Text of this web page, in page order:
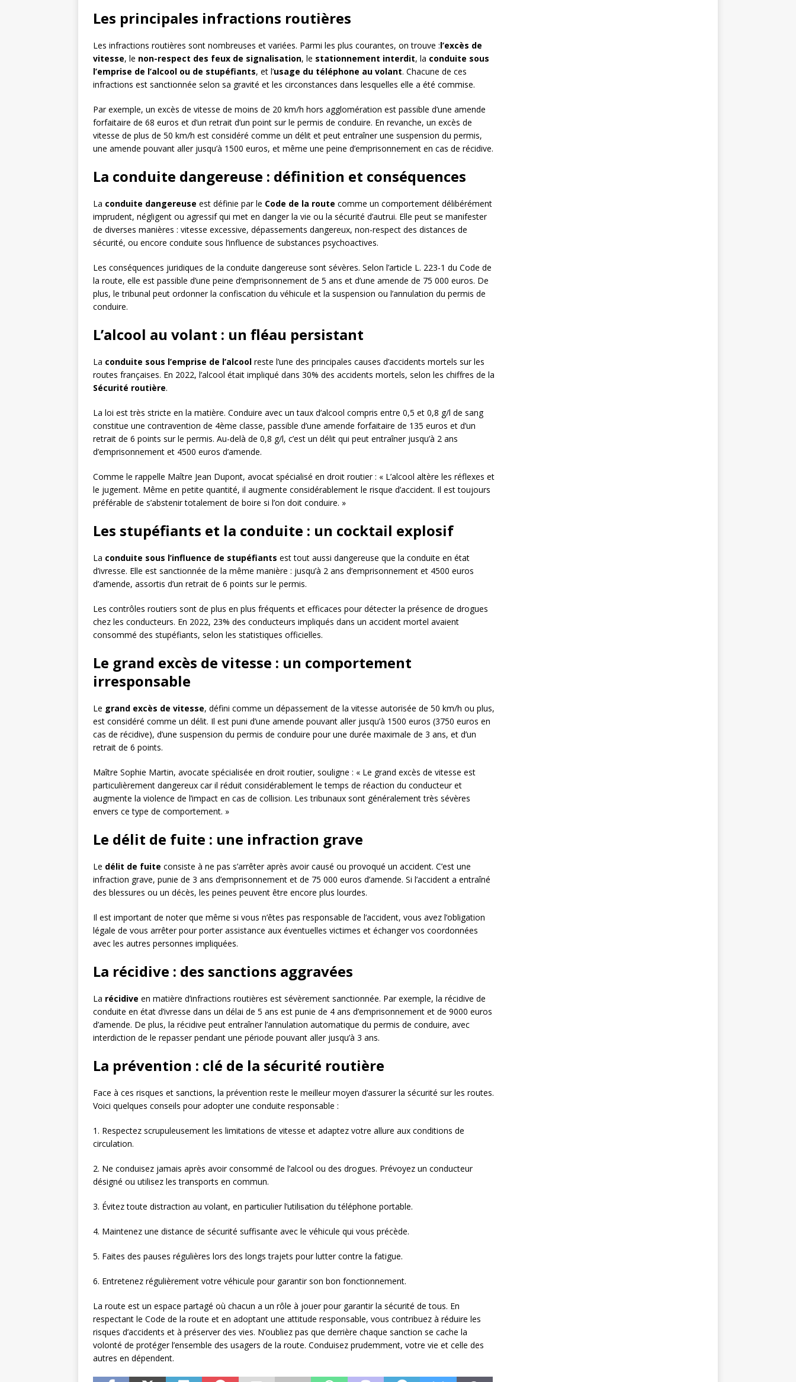
Les principales infractions routières
Les infractions routières sont nombreuses et variées. Parmi les plus courantes, on trouve :l’excès de
vitesse, le non-respect des feux de signalisation, le stationnement interdit, la conduite sous
l’emprise de l’alcool ou de stupéfiants, et l’usage du téléphone au volant. Chacune de ces
infractions est sanctionnée selon sa gravité et les circonstances dans lesquelles elle a été commise.
Par exemple, un excès de vitesse de moins de 20 km/h hors agglomération est passible d’une amende
forfaitaire de 68 euros et d’un retrait d’un point sur le permis de conduire. En revanche, un excès de
vitesse de plus de 50 km/h est considéré comme un délit et peut entraîner une suspension du permis,
une amende pouvant aller jusqu’à 1500 euros, et même une peine d’emprisonnement en cas de récidive.
La conduite dangereuse : définition et conséquences
La conduite dangereuse est définie par le Code de la route comme un comportement délibérément
imprudent, négligent ou agressif qui met en danger la vie ou la sécurité d’autrui. Elle peut se manifester
de diverses manières : vitesse excessive, dépassements dangereux, non-respect des distances de
sécurité, ou encore conduite sous l’influence de substances psychoactives.
Les conséquences juridiques de la conduite dangereuse sont sévères. Selon l’article L. 223-1 du Code de
la route, elle est passible d’une peine d’emprisonnement de 5 ans et d’une amende de 75 000 euros. De
plus, le tribunal peut ordonner la confiscation du véhicule et la suspension ou l’annulation du permis de
conduire.
L’alcool au volant : un fléau persistant
La conduite sous l’emprise de l’alcool reste l’une des principales causes d’accidents mortels sur les
routes françaises. En 2022, l’alcool était impliqué dans 30% des accidents mortels, selon les chiffres de la
Sécurité routière.
La loi est très stricte en la matière. Conduire avec un taux d’alcool compris entre 0,5 et 0,8 g/l de sang
constitue une contravention de 4ème classe, passible d’une amende forfaitaire de 135 euros et d’un
retrait de 6 points sur le permis. Au-delà de 0,8 g/l, c’est un délit qui peut entraîner jusqu’à 2 ans
d’emprisonnement et 4500 euros d’amende.
Comme le rappelle Maître Jean Dupont, avocat spécialisé en droit routier : « L’alcool altère les réflexes et
le jugement. Même en petite quantité, il augmente considérablement le risque d’accident. Il est toujours
préférable de s’abstenir totalement de boire si l’on doit conduire. »
Les stupéfiants et la conduite : un cocktail explosif
La conduite sous l’influence de stupéfiants est tout aussi dangereuse que la conduite en état
d’ivresse. Elle est sanctionnée de la même manière : jusqu’à 2 ans d’emprisonnement et 4500 euros
d’amende, assortis d’un retrait de 6 points sur le permis.
Les contrôles routiers sont de plus en plus fréquents et efficaces pour détecter la présence de drogues
chez les conducteurs. En 2022, 23% des conducteurs impliqués dans un accident mortel avaient
consommé des stupéfiants, selon les statistiques officielles.
Le grand excès de vitesse : un comportement
irresponsable
Le grand excès de vitesse, défini comme un dépassement de la vitesse autorisée de 50 km/h ou plus,
est considéré comme un délit. Il est puni d’une amende pouvant aller jusqu’à 1500 euros (3750 euros en
cas de récidive), d’une suspension du permis de conduire pour une durée maximale de 3 ans, et d’un
retrait de 6 points.
Maître Sophie Martin, avocate spécialisée en droit routier, souligne : « Le grand excès de vitesse est
particulièrement dangereux car il réduit considérablement le temps de réaction du conducteur et
augmente la violence de l’impact en cas de collision. Les tribunaux sont généralement très sévères
envers ce type de comportement. »
Le délit de fuite : une infraction grave
Le délit de fuite consiste à ne pas s’arrêter après avoir causé ou provoqué un accident. C’est une
infraction grave, punie de 3 ans d’emprisonnement et de 75 000 euros d’amende. Si l’accident a entraîné
des blessures ou un décès, les peines peuvent être encore plus lourdes.
Il est important de noter que même si vous n’êtes pas responsable de l’accident, vous avez l’obligation
légale de vous arrêter pour porter assistance aux éventuelles victimes et échanger vos coordonnées
avec les autres personnes impliquées.
La récidive : des sanctions aggravées
La récidive en matière d’infractions routières est sévèrement sanctionnée. Par exemple, la récidive de
conduite en état d’ivresse dans un délai de 5 ans est punie de 4 ans d’emprisonnement et de 9000 euros
d’amende. De plus, la récidive peut entraîner l’annulation automatique du permis de conduire, avec
interdiction de le repasser pendant une période pouvant aller jusqu’à 3 ans.
La prévention : clé de la sécurité routière
Face à ces risques et sanctions, la prévention reste le meilleur moyen d’assurer la sécurité sur les routes.
Voici quelques conseils pour adopter une conduite responsable :
1. Respectez scrupuleusement les limitations de vitesse et adaptez votre allure aux conditions de
circulation.
2. Ne conduisez jamais après avoir consommé de l’alcool ou des drogues. Prévoyez un conducteur
désigné ou utilisez les transports en commun.
3. Évitez toute distraction au volant, en particulier l’utilisation du téléphone portable.
4. Maintenez une distance de sécurité suffisante avec le véhicule qui vous précède.
5. Faites des pauses régulières lors des longs trajets pour lutter contre la fatigue.
6. Entretenez régulièrement votre véhicule pour garantir son bon fonctionnement.
La route est un espace partagé où chacun a un rôle à jouer pour garantir la sécurité de tous. En
respectant le Code de la route et en adoptant une attitude responsable, vous contribuez à réduire les
risques d’accidents et à préserver des vies. N’oubliez pas que derrière chaque sanction se cache la
volonté de protéger l’ensemble des usagers de la route. Conduisez prudemment, votre vie et celle des
autres en dépendent.